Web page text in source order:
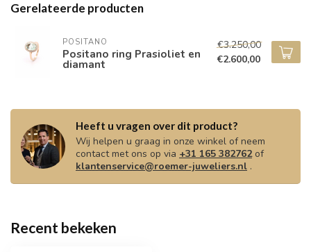
Gerelateerde producten
POSITANO
Positano ring Prasioliet en
diamant
€3.250,00
€2.600,00
Heeft u vragen over dit product?
Wij helpen u graag in onze winkel of neem
contact met ons op via +31 165 382762of
klantenservice@roemer-juweliers.nl .
Recent bekeken